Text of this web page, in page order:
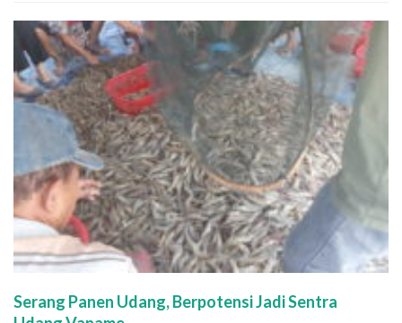
Serang Panen Udang, Berpotensi Jadi Sentra